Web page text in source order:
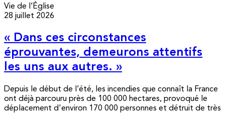
Vie de l’Église
28 juillet 2026
« Dans ces circonstances
éprouvantes, demeurons attentifs
les uns aux autres. »
Depuis le début de l’été, les incendies que connaît la France
ont déjà parcouru près de 100 000 hectares, provoqué le
déplacement d'environ 170 000 personnes et détruit de très